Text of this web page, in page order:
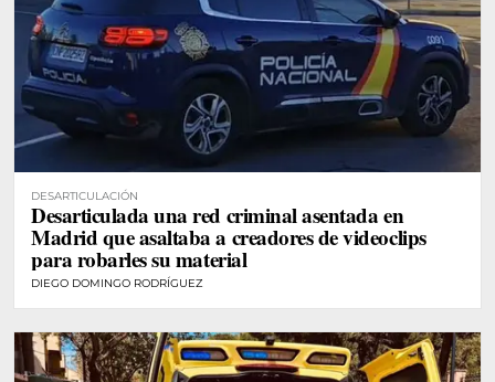
DESARTICULACIÓN
Desarticulada una red criminal asentada en
Madrid que asaltaba a creadores de videoclips
para robarles su material
DIEGO DOMINGO RODRÍGUEZ